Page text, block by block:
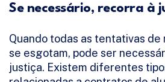
Se necessário, recorra à
Quando todas as tentativas
se esgotam, pode ser
justiça. Existem diferentes